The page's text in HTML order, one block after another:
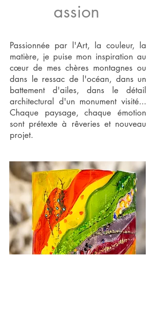
assion
Passionnée par l'Art, la couleur, la
matière, je puise mon inspiration au
cœur de mes chères montagnes ou
dans le ressac de l'océan, dans un
battement d'ailes, dans le détail
architectural d'un monument visité...
Chaque paysage, chaque émotion
sont prétexte à rêveries et nouveau
projet.